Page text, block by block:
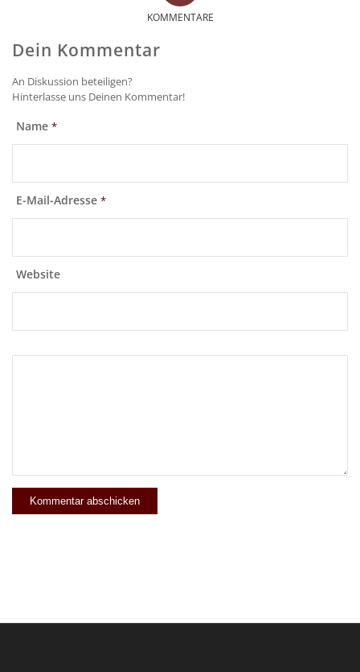
KOMMENTARE
Dein Kommentar
An Diskussion beteiligen?
Hinterlasse uns Deinen Kommentar!
Name *
E-Mail-Adresse *
Website